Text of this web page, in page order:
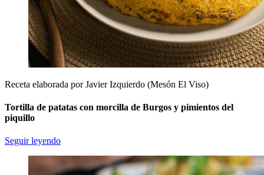
Receta elaborada por Javier Izquierdo (Mesón El Viso)
Tortilla de patatas con morcilla de Burgos y pimientos del
piquillo
Seguir leyendo